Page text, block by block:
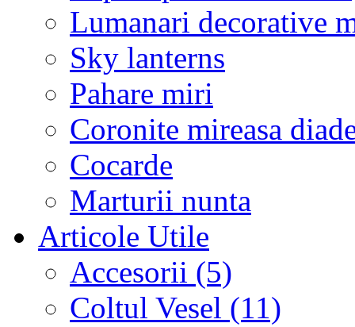
Lumanari decorative
Sky lanterns
Pahare miri
Coronite mireasa
Cocarde
Marturii nunta
Articole Utile
Accesorii (5)
Coltul Vesel (11)